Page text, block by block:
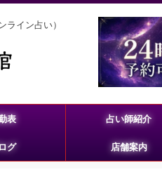
イン占い）
表 占い師紹介
グ 店舗案内